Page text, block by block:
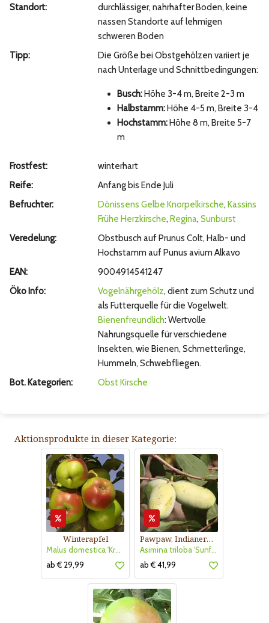
Standort:
durchlässiger, nahrhafter Boden, keine
nassen Standorte auf lehmigen
schweren Boden
Tipp:
Die Größe bei Obstgehölzen variiert je
nach Unterlage und Schnittbedingungen:
Busch:Höhe 3-4 m, Breite 2-3 m
Halbstamm:Höhe 4-5 m, Breite 3-4
Hochstamm:Höhe 8 m, Breite 5-7
m
Frostfest:
winterhart
Reife:
Anfang bis Ende Juli
Befruchter:
Dönissens Gelbe Knorpelkirsche, Kassins
Frühe Herzkirsche, Regina, Sunburst
Veredelung:
Obstbusch auf Prunus Colt, Halb- und
Hochstamm auf Punus avium Alkavo
EAN:
9004914541247
Öko Info:
Vogelnährgehölz, dient zum Schutz und
als Futterquelle für die Vogelwelt.
Bienenfreundlich: Wertvolle
Nahrungsquelle für verschiedene
Insekten, wie Bienen, Schmetterlinge,
Hummeln, Schwebfliegen.
Bot. Kategorien:
ObstKirsche
Aktionsprodukte in dieser Kategorie:
Winterapfel
Malus domestica 'Kronprinz Rudolf'
ab € 29,99
Pawpaw, Indianerbanane
Asimina triloba 'Sunflower'
ab € 41,99